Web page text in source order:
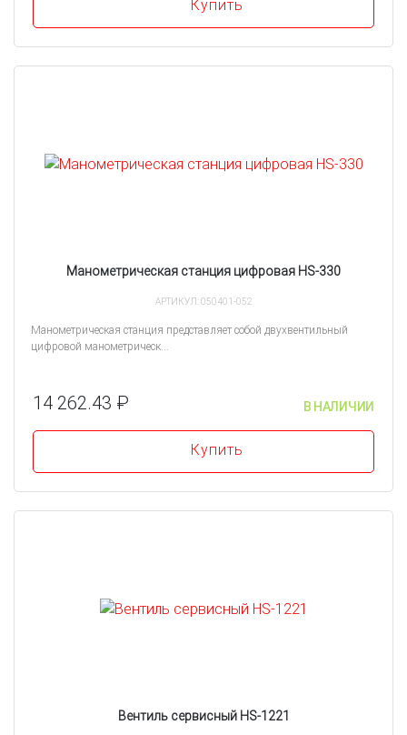
Купить
Манометрическая станция цифровая HS-330
АРТИКУЛ: 050401-052
Манометрическая станция представляет собой двухвентильный
цифровой манометрическ...
14 262.43 ₽ В НАЛИЧИИ
Купить
Вентиль сервисный HS-1221